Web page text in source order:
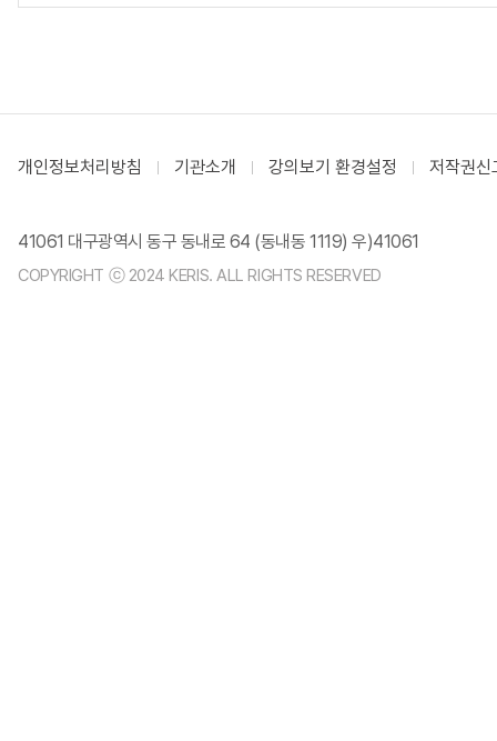
개인정보처리방침 기관소개 강의보기 환경설정 저작권신
41061 대구광역시 동구 동내로 64 (동내동 1119) 우)41061
COPYRIGHT ⓒ 2024 KERIS. ALL RIGHTS RESERVED